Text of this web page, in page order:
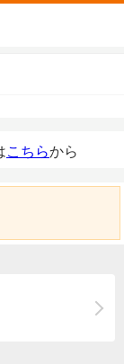
こちらから